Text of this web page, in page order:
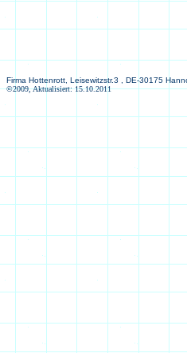
Firma Hottenrott, Leisewitzstr.3 , DE-30175
©2009, Aktualisiert: 15.10.2011